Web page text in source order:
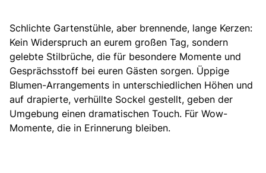
Schlichte Gartenstühle, aber brennende, lange Kerzen:
Kein Widerspruch an eurem großen Tag, sondern
gelebte Stilbrüche, die für besondere Momente und
Gesprächsstoff bei euren Gästen sorgen. Üppige
Blumen-Arrangements in unterschiedlichen Höhen und
auf drapierte, verhüllte Sockel gestellt, geben der
Umgebung einen dramatischen Touch. Für Wow-
Momente, die in Erinnerung bleiben.